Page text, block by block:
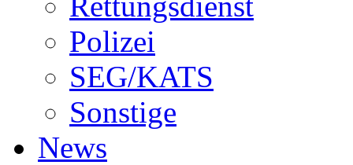
Polizei
SEG/KATS
Sonstige
News